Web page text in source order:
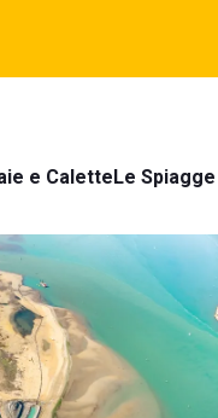
e CaletteLe